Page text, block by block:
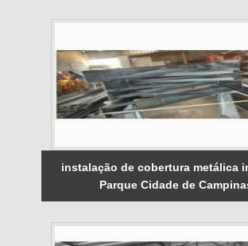
instalação de cobertura metálica
Parque Cidade de